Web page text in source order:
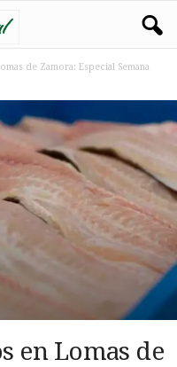
de Zamora: Especial Semana
en Lomas de